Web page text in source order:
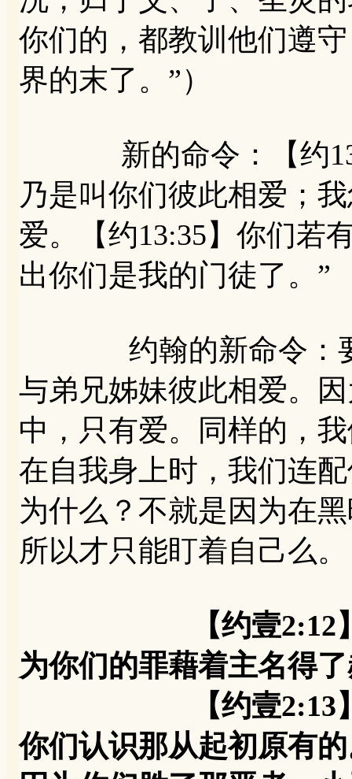
你们的，都教训他们遵
界的末了。”）
新的命令：【约
乃是叫你们彼此相爱；
爱。【约13:35】你们若
出你们是我的门徒了。”
约翰的新命令：要
与弟兄姊妹彼此相爱。
中，只有爱。同样的，
在自我身上时，我们连
为什么？不就是因为在
所以才只能盯着自己么。
【约壹
为你们的罪藉着主名得
【约壹2:13】父老
你们认识那从起初原有